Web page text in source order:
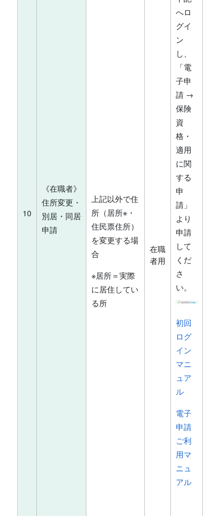
10
《在職者》
住所変更・
別居・同居
申請
上記以外で住
所（居所※・
住民票住所）
を変更する場
合
※居所＝実際
に居住してい
る所
在職
者用
へロ
グイ
ン
し、
「電
子申
請 →
保険
資
格・
適用
に関
する
申
請」
より
申請
して
くだ
さ
い。
初回
ログ
イン
マニ
ュア
ル
電子
申請
ご利
用マ
ニュ
アル